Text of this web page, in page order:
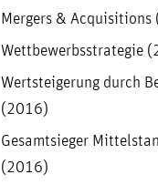
Mergers &
Wettbewerbsstrategie
Wertsteigerung durch
(2016)
Gesamtsieger
(2016)